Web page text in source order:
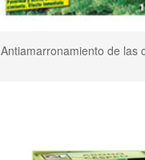
Antiamarronamiento de las